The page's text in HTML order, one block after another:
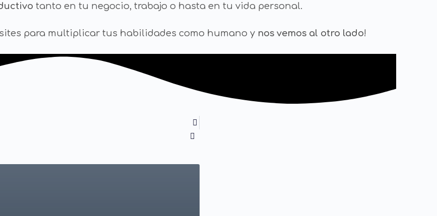
tanto en tu negocio, trabajo o hasta en tu vida personal.
para multiplicar tus habilidades como humano y nos vemos al otro lado!